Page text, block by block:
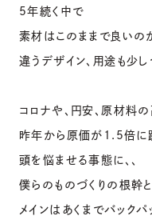
5年続く中で
素材はこのままで良いの
違うデザイン、用途も少
コロナや、円安、原材料
昨年から原価が1.5倍に
頭を悩ませる事態に、、
僕らのものづくりの根幹
メインはあくまでバック